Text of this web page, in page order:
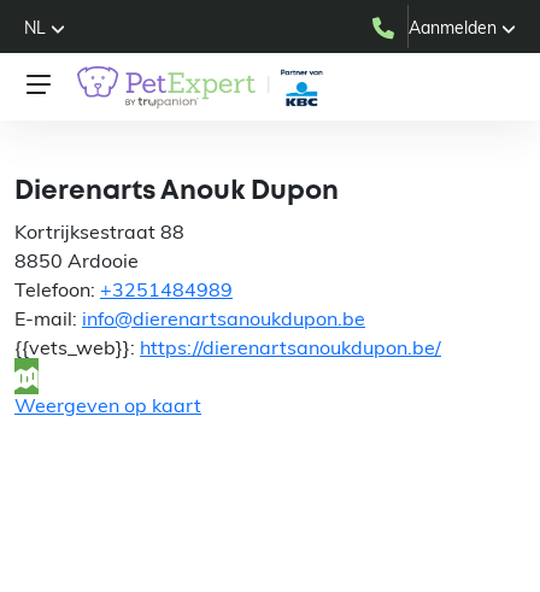
NL Aanmelden
Dierenarts Anouk Dupon
Kortrijksestraat 88
8850 Ardooie
Telefoon: +3251484989
E-mail: info@dierenartsanoukdupon.be
{{vets_web}}: https://dierenartsanoukdupon.be/
Weergeven op kaart